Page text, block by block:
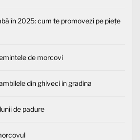
în 2025: cum te promovezi pe piețe
de morcovi
din ghiveci in gradina
de padure